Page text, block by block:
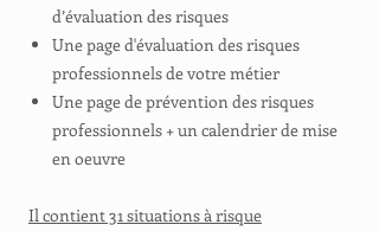
d’évaluation des risques
Une page d'évaluation des risques
professionnels de votre métier
Une page de prévention des risques
professionnels + un calendrier de mise
en oeuvre
Il contient 31 situations à risque